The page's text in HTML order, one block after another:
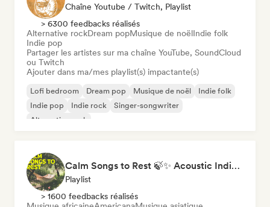
Chaîne Youtube / Twitch, Playlist
> 6300 feedbacks réalisés
Alternative rockDream popMusique de noëlIndie folk
Indie pop
Partager les artistes sur ma chaîne YouTube, SoundCloud
ou Twitch
Ajouter dans ma/mes playlist(s) impactante(s)
Lofi bedroom Dream pop Musique de noël
Indie folk
Indie pop
Indie rock
Singer-songwriter
Alternative rock
Calm Songs to Rest 🍃✨ Acoustic Indie Folk & Singer-Songwriter
Playlist
> 1600 feedbacks réalisés